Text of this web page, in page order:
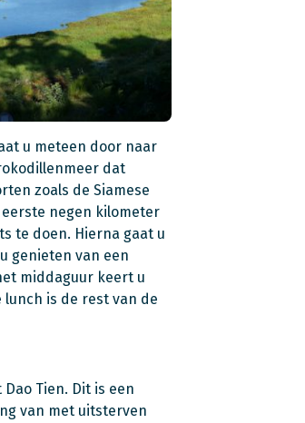
u meteen door naar
dat
zoals de Siamese
negen kilometer
te doen. Hierna gaat u
genieten van een
middaguur keert u
is de rest van de
Tien. Dit is een
van met uitsterven